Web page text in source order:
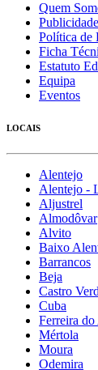
Quem
Publicidade
Política de
Ficha
Estatuto
Equipa
Eventos
LOCAIS
Alentejo
Alentejo -
Aljustrel
Almodôvar
Alvito
Baixo
Barrancos
Beja
Castro
Cuba
Ferreira
Mértola
Moura
Odemira